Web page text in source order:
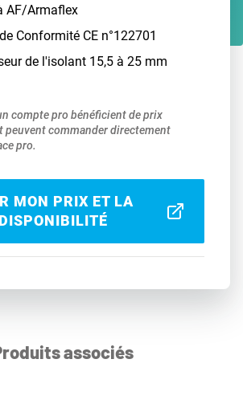
AF/Armaflex
Conformité CE n°122701
de l'isolant 15,5 à 25 mm
compte pro bénéficient de prix
peuvent commander directement
pro.
MON PRIX ET LA
DISPONIBILITÉ
associés